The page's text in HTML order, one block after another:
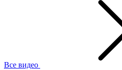
Все видео